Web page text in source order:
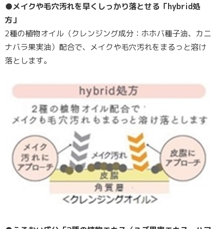
●メイクや毛穴汚れを早くしっかり落とせる「hybrid処
方」
2種の植物オイル（クレンジング成分：ホホバ種子油、カニ
ナバラ果実油）配合で、メイクや毛穴汚れをまるっと溶け
落とします。